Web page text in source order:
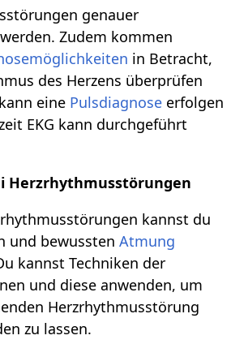
genauer
Zudem kommen
in Betracht,
des Herzens überprüfen
eine Pulsdiagnoseerfolgen
EKG kann durchgeführt
Herzrhythmusstörungen
kannst du
und bewusstenAtmung
kannst Techniken der
und diese anwenden, um
Herzrhythmusstörung
zu lassen.